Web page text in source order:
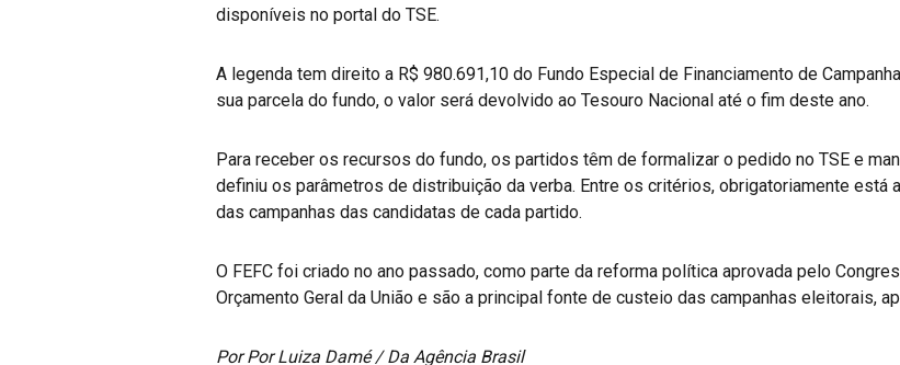
disponíveis no portal do TSE.
A legenda tem direito a R$ 980.691,10 do Fundo Especial de Financiamento de
sua parcela do fundo, o valor será devolvido ao Tesouro Nacional até o fim deste ano.
Para receber os recursos do fundo, os partidos têm de formalizar o pedido no TSE e
definiu os parâmetros de distribuição da verba. Entre os critérios, obrigatoriamente está
das campanhas das candidatas de cada partido.
O FEFC foi criado no ano passado, como parte da reforma política aprovada pelo
Orçamento Geral da União e são a principal fonte de custeio das campanhas eleitorais,
Por Por Luiza Damé / Da Agência Brasil